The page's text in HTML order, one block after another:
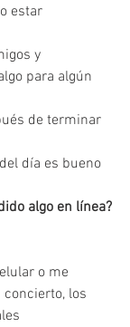
estar
y
para algún
de terminar
día es bueno
algo en línea?
o me
los